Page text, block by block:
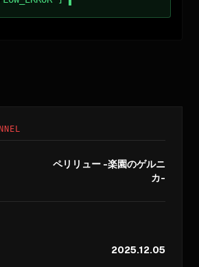
ペリリュー -楽園のゲルニ
カ-
2025.12.05